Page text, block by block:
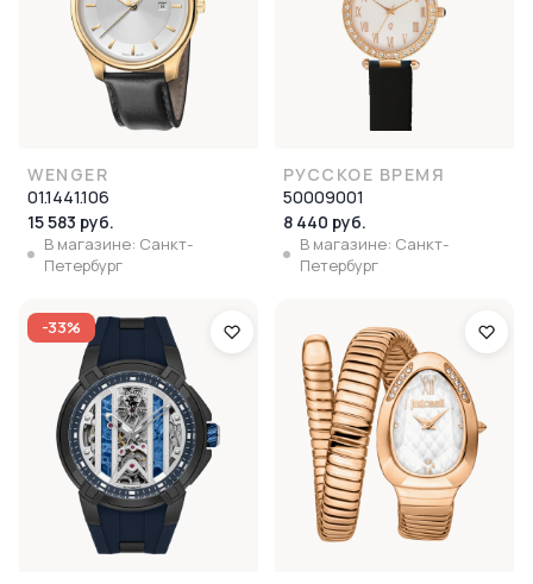
WENGER
01.1441.106
15 583 руб.
В магазине: Санкт-
Петербург
РУССКОЕ ВРЕМЯ
50009001
8 440 руб.
В магазине: Санкт-
Петербург
-33%